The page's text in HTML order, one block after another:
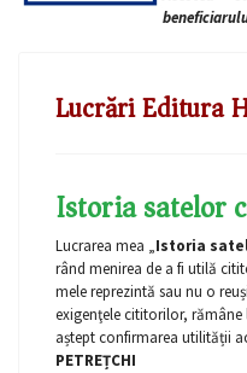
Lucrări Editura
Istoria satelor
Lucrarea mea „Istoria
rând menirea de a fi utilă
mele reprezintă sau nu o
exigenţele cititorilor, rămâne
aștept confirmarea utilității
PETREȚCHI